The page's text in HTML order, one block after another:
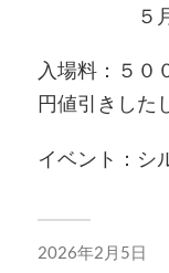
５月６
入場料：５０
円値引きした
イベント：シ
2026年2月5日